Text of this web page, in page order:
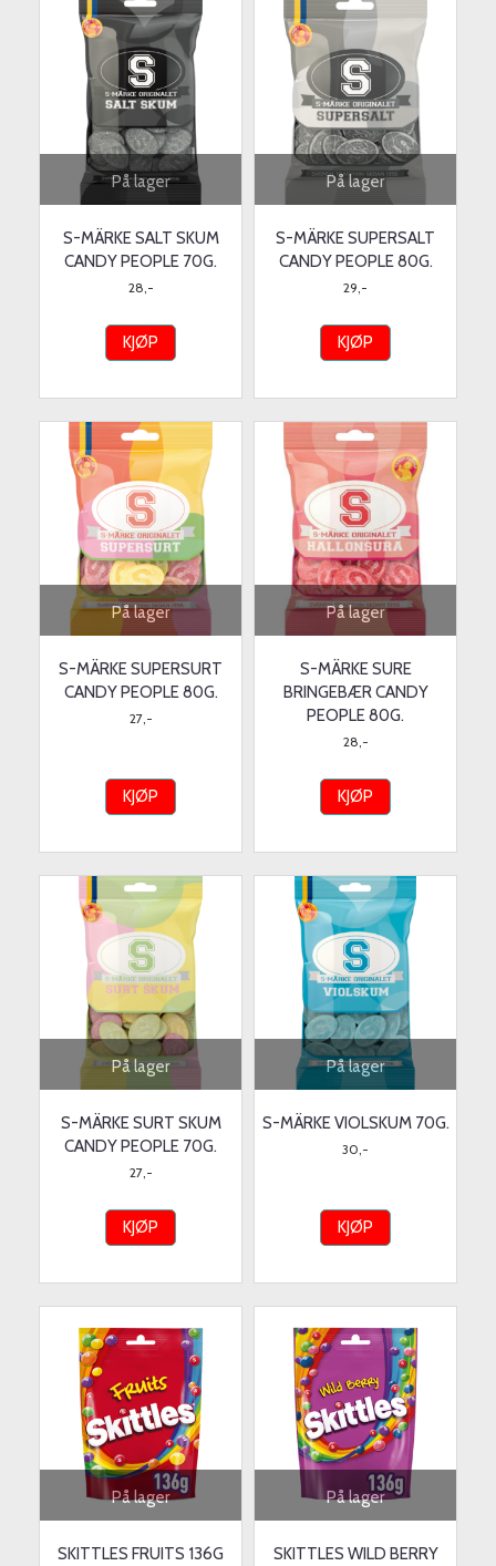
På lager
S-MÄRKE SALT SKUM
CANDY PEOPLE 70G.
28,-
KJØP
På lager
S-MÄRKE SUPERSALT
CANDY PEOPLE 80G.
29,-
KJØP
På lager
S-MÄRKE SUPERSURT
CANDY PEOPLE 80G.
27,-
KJØP
På lager
S-MÄRKE SURE
BRINGEBÆR CANDY
PEOPLE 80G.
28,-
KJØP
På lager
S-MÄRKE SURT SKUM
CANDY PEOPLE 70G.
27,-
KJØP
På lager
S-MÄRKE VIOLSKUM 70G.
30,-
KJØP
På lager
SKITTLES FRUITS 136G
På lager
SKITTLES WILD BERRY